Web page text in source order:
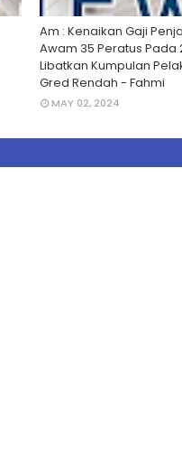
Am : Kenaikan Gaji
Awam 35 Peratus Pada
Libatkan Kumpulan
Gred Rendah - Fahmi
MAY 02, 2024